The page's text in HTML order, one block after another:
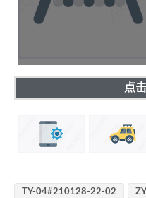
点
TY-04#210128-22-02